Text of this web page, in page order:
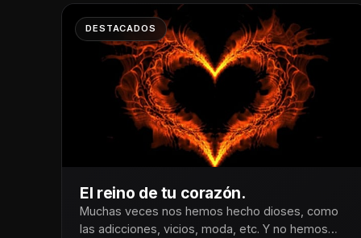
DESTACADOS
El reino de tu corazón.
Muchas veces nos hemos hecho dioses, como
las adicciones, vicios, moda, etc. Y no hemos